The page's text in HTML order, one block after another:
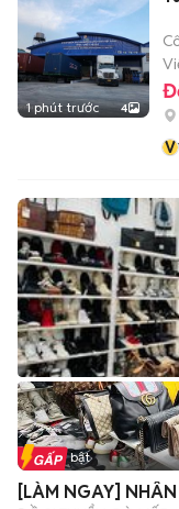
1 phút trước 4
V
Tin nổi bật
[LÀM NGAY]